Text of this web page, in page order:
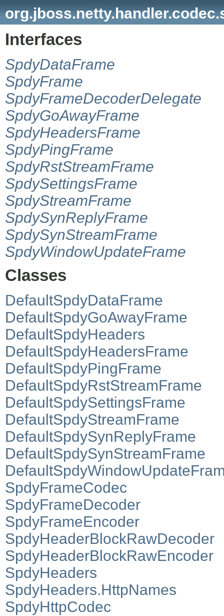
Interfaces
SpdyDataFrame
SpdyFrame
SpdyFrameDecoderDelegate
SpdyGoAwayFrame
SpdyHeadersFrame
SpdyPingFrame
SpdyRstStreamFrame
SpdySettingsFrame
SpdyStreamFrame
SpdySynReplyFrame
SpdySynStreamFrame
SpdyWindowUpdateFrame
Classes
DefaultSpdyDataFrame
DefaultSpdyGoAwayFrame
DefaultSpdyHeaders
DefaultSpdyHeadersFrame
DefaultSpdyPingFrame
DefaultSpdyRstStreamFrame
DefaultSpdySettingsFrame
DefaultSpdyStreamFrame
DefaultSpdySynReplyFrame
DefaultSpdySynStreamFrame
SpdyFrameCodec
SpdyFrameDecoder
SpdyFrameEncoder
SpdyHeaderBlockRawDecoder
SpdyHeaderBlockRawEncoder
SpdyHeaders
SpdyHeaders.HttpNames
SpdyHttpCodec